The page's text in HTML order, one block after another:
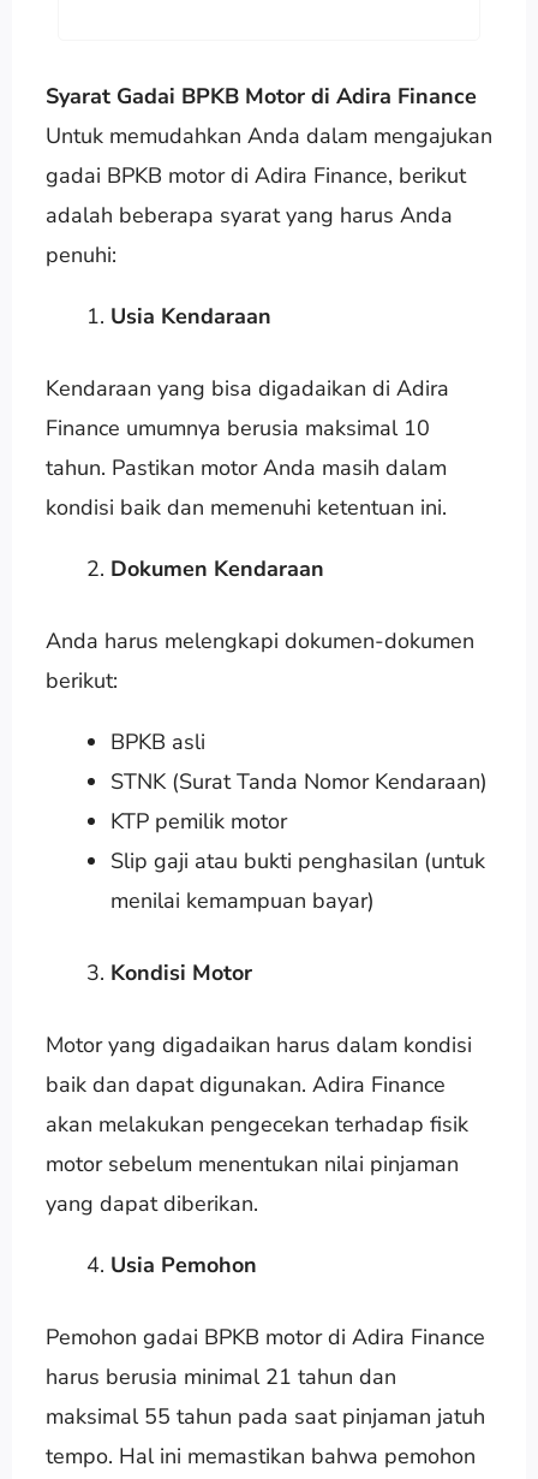
Syarat Gadai BPKB Motor di Adira Finance
Untuk memudahkan Anda dalam mengajukan
gadai BPKB motor di Adira Finance, berikut
adalah beberapa syarat yang harus Anda
penuhi:
Usia Kendaraan
Kendaraan yang bisa digadaikan di Adira
Finance umumnya berusia maksimal 10
tahun. Pastikan motor Anda masih dalam
kondisi baik dan memenuhi ketentuan ini.
Dokumen Kendaraan
Anda harus melengkapi dokumen-dokumen
berikut:
BPKB asli
STNK (Surat Tanda Nomor Kendaraan)
KTP pemilik motor
Slip gaji atau bukti penghasilan (untuk
menilai kemampuan bayar)
Kondisi Motor
Motor yang digadaikan harus dalam kondisi
baik dan dapat digunakan. Adira Finance
akan melakukan pengecekan terhadap fisik
motor sebelum menentukan nilai pinjaman
yang dapat diberikan.
Usia Pemohon
Pemohon gadai BPKB motor di Adira Finance
harus berusia minimal 21 tahun dan
maksimal 55 tahun pada saat pinjaman jatuh
tempo. Hal ini memastikan bahwa pemohon